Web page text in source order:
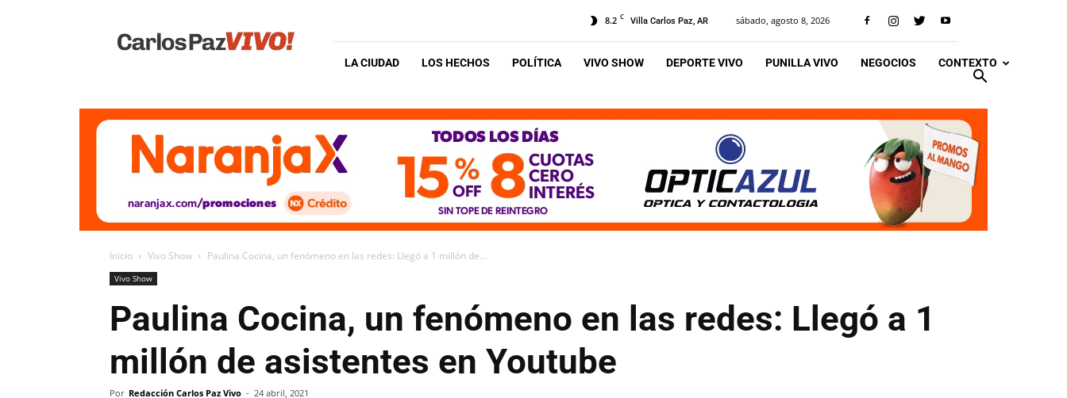
Vivo
8.2 C Villa Carlos Paz, AR sábado, agosto 8, 2026
LA CIUDAD LOS HECHOS POLÍTICA VIVO SHOW DEPORTE VIVO PUNILLA VIVO NEGOCIOS CONTEXTO
Inicio Vivo Show Paulina Cocina, un fenómeno en las redes: Llegó a 1 millón de...
Vivo Show
Paulina Cocina, un fenómeno en las redes: Llegó a 1
millón de asistentes en Youtube
Por Redacción Carlos Paz Vivo - 24 abril, 2021